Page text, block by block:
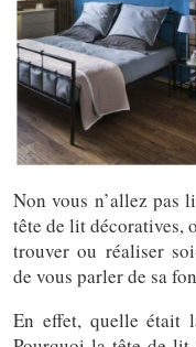
Non vous n’allez pas
tête de lit décoratives,
trouver ou réaliser
de vous parler de sa
En effet, quelle était